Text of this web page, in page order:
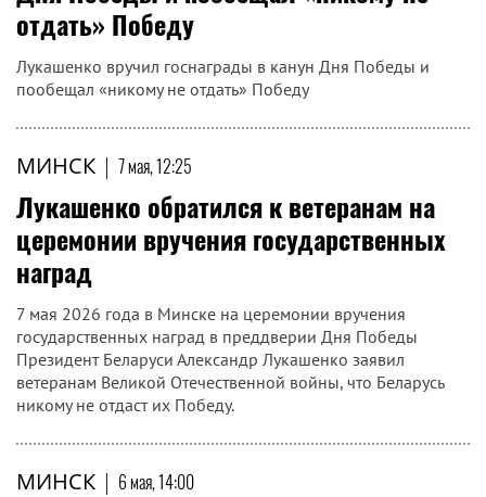
отдать» Победу
Лукашенко вручил госнаграды в канун Дня Победы и
пообещал «никому не отдать» Победу
МИНСК | 7 мая, 12:25
Лукашенко обратился к ветеранам на
церемонии вручения государственных
наград
7 мая 2026 года в Минске на церемонии вручения
государственных наград в преддверии Дня Победы
Президент Беларуси Александр Лукашенко заявил
ветеранам Великой Отечественной войны, что Беларусь
никому не отдаст их Победу.
МИНСК | 6 мая, 14:00